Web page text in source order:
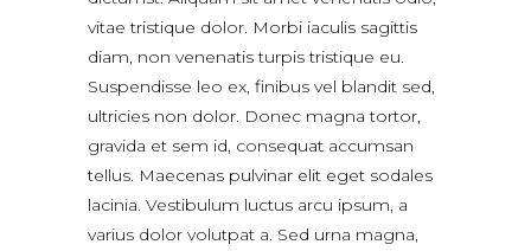
vitae tristique dolor. Morbi iaculis sagittis
diam, non venenatis turpis tristique eu.
Suspendisse leo ex, finibus vel blandit sed,
ultricies non dolor. Donec magna tortor,
gravida et sem id, consequat accumsan
tellus. Maecenas pulvinar elit eget sodales
lacinia. Vestibulum luctus arcu ipsum, a
varius dolor volutpat a. Sed urna magna,